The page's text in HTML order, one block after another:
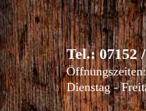
Tel.: 07152
Öffnungszeiten:
Dienstag -